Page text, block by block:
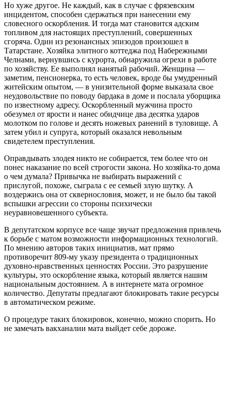
Но хуже другое. Не каждый, как в случае с фрязевским
инцидентом, способен сдержаться при нанесении ему
словесного оскорбления. И тогда мат становится адским
топливом для настоящих преступлений, совершенных
сгоряча. Один из резонансных эпизодов произошел в
Татарстане. Хозяйка элитного коттеджа под Набережными
Челнами, вернувшись с курорта, обнаружила огрехи в работе
по хозяйству. Ее выполнял нанятый рабочий. Женщина —
заметим, пенсионерка, то есть человек, вроде бы умуд­ренный
житейским опытом, — в унизительной форме выказала свое
неудовольствие по поводу бардака в доме и послала уборщика
по известному адресу. Оскорбленный мужчина просто
обезумел от ярости и нанес обидчице два десятка ударов
молотком по голове и десять ножевых ранений в туловище. А
затем убил и супруга, который оказался невольным
свидетелем преступления.
Оправдывать злодея никто не собирается, тем более что он
понес наказание по всей строгости закона. Но хозяйка-то дома
о чем думала? Привычка не выбирать выражений с
прислугой, похоже, сыграла с ее семьей злую шутку. А
воздержись она от сквернословия, может, и не было бы такой
вспышки агрессии со стороны психически
неуравновешенного субъекта.
В депутатском корпусе все чаще звучат предложения привлечь
к борьбе с матом возможности информационных технологий.
По мнению авторов таких инициатив, мат прямо
противоречит 809-му указу президента о традиционных
духовно-нравственных ценностях России. Это разрушение
культуры, это оскорбление языка, который является нашим
национальным достоянием. А в интернете мата огромное
количество. Депутаты предлагают блокировать такие ресурсы
в автоматическом режиме.
О процедуре таких блокировок, конечно, можно спорить. Но
не замечать вакханалии мата выйдет себе дороже.